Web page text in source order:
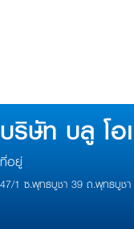
บริษัท บลู โอ
ที่อยู่
47/1 ซ.พุทธบูชา 39 ถ.พุทธบูชา